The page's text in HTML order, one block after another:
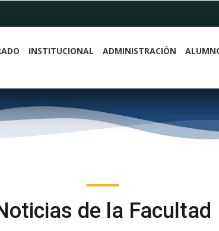
INSTITUCIONAL ADMINISTRACIÓN
de la Facultad